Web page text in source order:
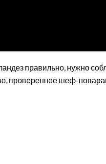
правильно, нужно
проверенное шеф-